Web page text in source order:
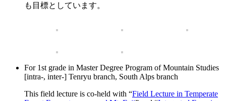
も目標としています。
For 1st grade in Master Degree Program of Mountain Studies
[intra-, inter-] Tenryu branch, South Alps branch
This field lecture is co-held with “Field Lecture in Temperate